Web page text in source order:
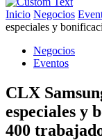
Inicio Negocios
especiales y
Negocios
Eventos
CLX
especiales y
400